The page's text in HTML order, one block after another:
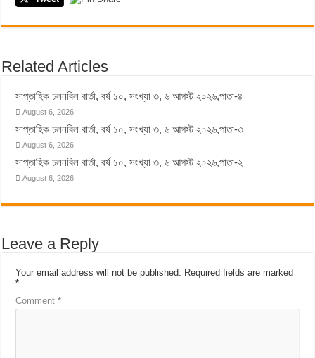
Related Articles
সাপ্তাহিক চলনবিল বার্তা, বর্ষ ১০, সংখ্যা ৩, ৬ আগস্ট ২০২৬,পাতা-৪
August 6, 2026
সাপ্তাহিক চলনবিল বার্তা, বর্ষ ১০, সংখ্যা ৩, ৬ আগস্ট ২০২৬,পাতা-৩
August 6, 2026
সাপ্তাহিক চলনবিল বার্তা, বর্ষ ১০, সংখ্যা ৩, ৬ আগস্ট ২০২৬,পাতা-২
August 6, 2026
Leave a Reply
Your email address will not be published. Required fields are marked
*
Comment*